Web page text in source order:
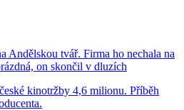
Andělskou tvář. Firma ho nechala na
on skončil v dluzích
kinotržby 4,6 milionu. Příběh